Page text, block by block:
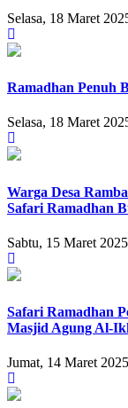
Selasa, 18 Maret
Ramadhan Penuh
Selasa, 18 Maret
Warga Desa
Safari Ramadhan
Sabtu, 15 Maret
Safari Ramadhan
Masjid Agung Al-
Jumat, 14 Maret